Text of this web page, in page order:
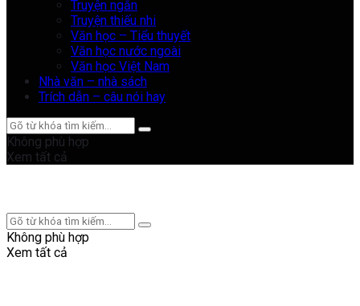
Truyện ngắn
Truyện thiếu nhi
Văn học – Tiểu thuyết
Văn học nước ngoài
Văn học Việt Nam
Nhà văn – nhà sách
Trích dẫn – câu nói hay
Không phù hợp
Xem tất cả
Không phù hợp
Xem tất cả